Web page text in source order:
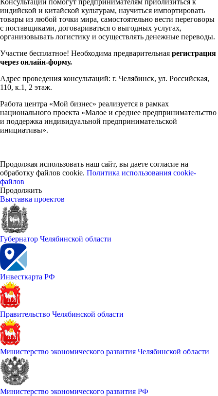
индийской и китайской культурам, научиться импортировать
товары из любой точки мира, самостоятельно вести переговоры
с поставщиками, договариваться о выгодных услугах,
организовывать логистику и осуществлять денежные переводы.
Участие бесплатное! Необходима предварительная регистрация
через онлайн-форму.
Адрес проведения консультаций: г. Челябинск, ул. Российская,
110, к.1, 2 этаж.
Работа центра «Мой бизнес» реализуется в рамках
национального проекта «Малое и среднее предпринимательство
и поддержка индивидуальной предпринимательской
инициативы».
Продолжая использовать наш сайт, вы даете согласие на
обработку файлов cookie. Политика использования cookie-
файлов
Продолжить
Выставка проектов
Губернатор Челябинской области
Инвесткарта РФ
Правительство Челябинской области
Министерство экономического развития Челябинской области
Министерство экономического развития РФ